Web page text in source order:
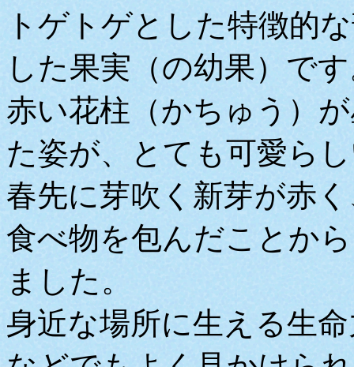
トゲトゲとした特徴的
した果実（の幼果）で
赤い花柱（かちゅう）
た姿が、とても可愛ら
春先に芽吹く新芽が赤
食べ物を包んだことか
ました。
身近な場所に生える生